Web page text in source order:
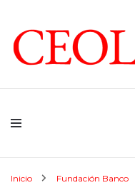
Inicio Fundación Banco